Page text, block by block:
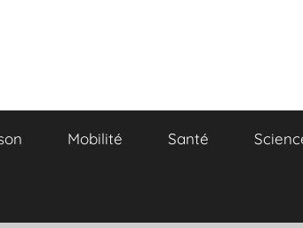
Mobilité Santé